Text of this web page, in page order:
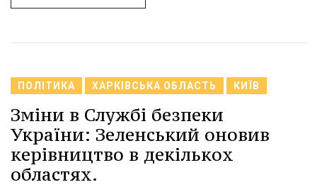
ПОЛІТИКА ХАРКІВСЬКА ОБЛАСТЬ КИЇВ
Зміни в Службі безпеки
України: Зеленський оновив
керівництво в декількох
областях.